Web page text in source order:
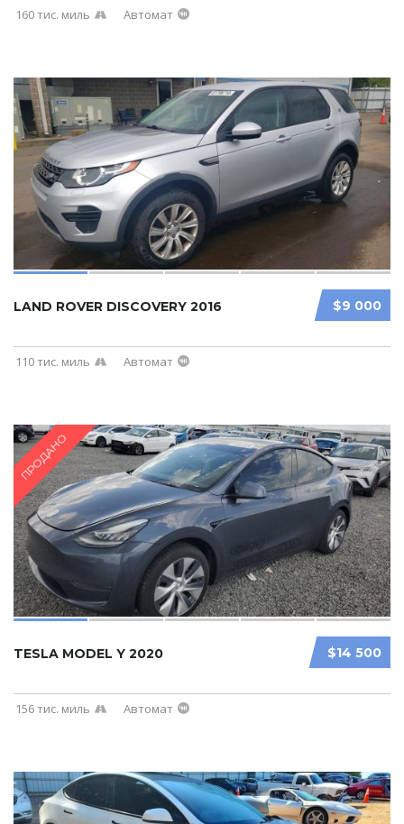
160 тис. миль Автомат
$9 000
LAND ROVER DISCOVERY 2016
110 тис. миль Автомат
ПРОДАНО
$14 500
TESLA MODEL Y 2020
156 тис. миль Автомат